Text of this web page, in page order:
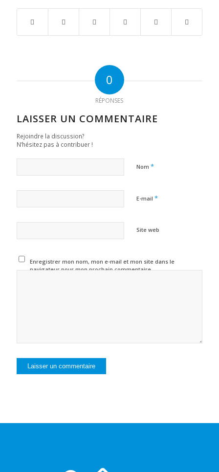
0
RÉPONSES
LAISSER UN COMMENTAIRE
Rejoindre la discussion?
N’hésitez pas à contribuer !
Nom *
E-mail *
Site web
Enregistrer mon nom, mon e-mail et mon site dans le
navigateur pour mon prochain commentaire.